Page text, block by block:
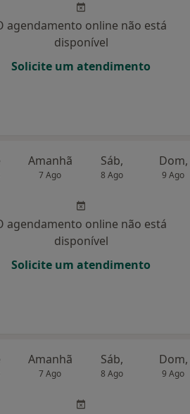
agendamento online não está
disponível
Solicite um atendimento
Amanhã
7 Ago
Sáb,
8 Ago
Dom,
9 Ago
agendamento online não está
disponível
Solicite um atendimento
Amanhã
7 Ago
Sáb,
8 Ago
Dom,
9 Ago